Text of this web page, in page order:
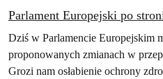
Parlament Europejski po
Dziś w Parlamencie Europejskim
proponowanych zmianach w
Grozi nam osłabienie ochrony